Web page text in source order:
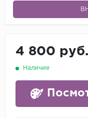
4 800 руб.
Наличие